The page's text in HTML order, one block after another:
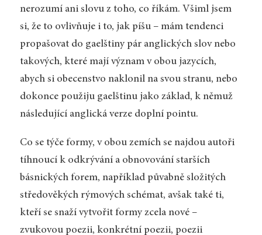
nerozumí ani slovu z toho, co říkám. Všiml jsem
si, že to ovlivňuje i to, jak píšu – mám tendenci
propašovat do gaelštiny pár anglických slov nebo
takových, které mají význam v obou jazycích,
abych si obecenstvo naklonil na svou stranu, nebo
dokonce použiju gaelštinu jako základ, k němuž
následující anglická verze doplní pointu.
Co se týče formy, v obou zemích se najdou autoři
tíhnoucí k odkrývání a obnovování starších
básnických forem, například půvabně složitých
středověkých rýmových schémat, avšak také ti,
kteří se snaží vytvořit formy zcela nové –
zvukovou poezii, konkrétní poezii, poezii